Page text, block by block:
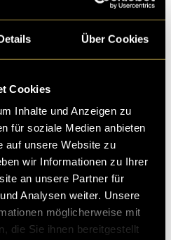
Über Cookies
Cookies
Inhalte und Anzeigen zu
für soziale Medien anbieten
auf unsere Website zu
wir Informationen zu Ihrer
an unsere Partner für
Analysen weiter. Unsere
möglicherweise mit
die Sie ihnen bereitgestellt
welches auch im
Schritt werden das
sowie eine Webseite sein.